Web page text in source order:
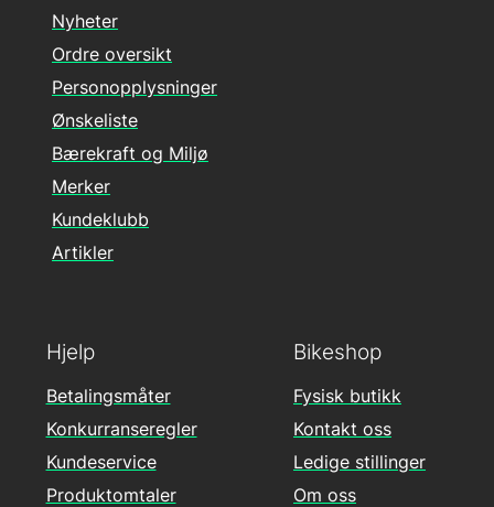
Hjelp
Betalingsmåter
Konkurranseregler
Kundeservice
Produktomtaler
Nyheter
Ordre oversikt
Personopplysninger
Ønskeliste
Bærekraft og Miljø
Merker
Kundeklubb
Artikler
Bikeshop
Fysisk butikk
Kontakt oss
Ledige stillinger
Om oss